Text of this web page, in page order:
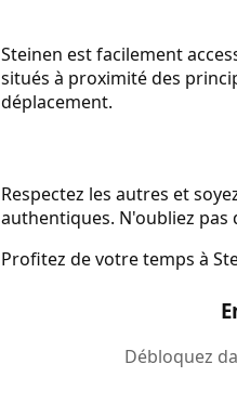
Steinen est facilement
situés à proximité des
déplacement.
Respectez les autres et
authentiques. N'oubliez
Profitez de votre temps à
Débloquez